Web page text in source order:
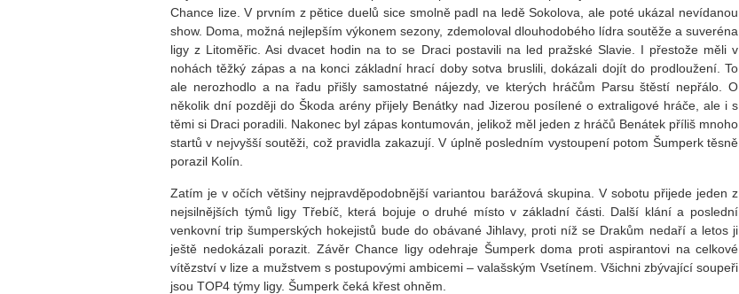
Chance lize. V prvním z pětice duelů sice smolně padl na ledě Sokolova, ale poté ukázal nevídanou
show. Doma, možná nejlepším výkonem sezony, zdemoloval dlouhodobého lídra soutěže a suveréna
ligy z Litoměřic. Asi dvacet hodin na to se Draci postavili na led pražské Slavie. I přestože měli v
nohách těžký zápas a na konci základní hrací doby sotva bruslili, dokázali dojít do prodloužení. To
ale nerozhodlo a na řadu přišly samostatné nájezdy, ve kterých hráčům Parsu štěstí nepřálo. O
několik dní později do Škoda arény přijely Benátky nad Jizerou posílené o extraligové hráče, ale i s
těmi si Draci poradili. Nakonec byl zápas kontumován, jelikož měl jeden z hráčů Benátek příliš mnoho
startů v nejvyšší soutěži, což pravidla zakazují. V úplně posledním vystoupení potom Šumperk těsně
porazil Kolín.
Zatím je v očích většiny nejpravděpodobnější variantou barážová skupina. V sobotu přijede jeden z
nejsilnějších týmů ligy Třebíč, která bojuje o druhé místo v základní části. Další klání a poslední
venkovní trip šumperských hokejistů bude do obávané Jihlavy, proti níž se Drakům nedaří a letos ji
ještě nedokázali porazit. Závěr Chance ligy odehraje Šumperk doma proti aspirantovi na celkové
vítězství v lize a mužstvem s postupovými ambicemi – valašským Vsetínem. Všichni zbývající soupeři
jsou TOP4 týmy ligy. Šumperk čeká křest ohněm.